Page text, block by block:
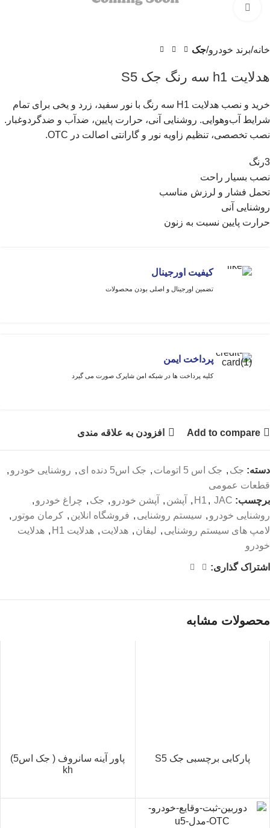
خانه برند خودرو جک
هدلایت h1 سه رنگ جک S5
خرید و نصب هدلایت H1 سه رنگ با نور سفید، زرد و یخی برای تمام
شرایط آب‌وهوایی. روشنایی آنی، حرارت پایین، ضدآب و ضدگردوغبار.
نصب تخصصی، تنظیم زاویه نور و گارانتی اصالت در OTC.
3رنگ
نصب بسیار راحت
تحمل فشار و لرزش مناسب
روشنایی آنی
حرارت پایین نسبت به زنون
کیفیت اورجینال
تضمین اورجینال و اصلی بودن محصولات
پرداخت ایمن
کلیه پرداخت ها در شبکه امن شاپرک صورت می گیرد
Add to compare افزودن به علاقه مندی
دسته: جک , جک اس 5 اتومات , جک اس5 دنده ای , روشنایی خودرو ,
قطعات عمومی
برچسب:
H1 , JAC
, آپشن , آپشن خودرو , جک , چراغ خودرو ,
روشنایی خودرو , سیستم روشنایی , فروشگاه انلاین , کرمان موتور ,
لامپ های سیستم روشنایی , لیفان , هدلایت , هدلایت H1 , هدلایت
خودرو
اشتراک گذاری:
محصولات مشابه
پارکابی برچسبی جک S5
پاور آینه سانروف ( جک اس5)
kh